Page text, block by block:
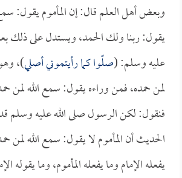
وبعض أهل العلم قال: إن المأموم يقول:
يقول: ربنا ولك الحمد، ويستدل على ذلك
عليه وسلم: (صلّوا كما رأيتموني أصلي)،
لمن حمده، فمن وراءه يقول: سمع الله لمن
فنقول: لكن الرسول صلى الله عليه وسلم
الحديث أن المأموم لا يقول: سمع الله لمن
يفعله الإمام وما يفعله المأموم، وما يقوله